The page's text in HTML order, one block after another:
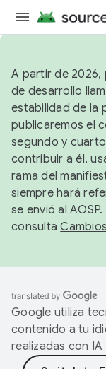
A partir de 2026,
de desarrollo
estabilidad de la
publicaremos el
segundo y
contribuir a él,
rama del
siempre hará
se envió al
consulta
Google utiliza
contenido a tu
realizadas con